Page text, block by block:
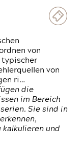
von
typischer
von
ri…
die
im Bereich
Sie sind in
kalkulieren und